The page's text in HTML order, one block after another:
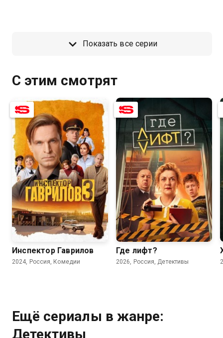
Показать все серии
С этим смотрят
8.2 7.5
Инспектор Гаврилов
2024, Россия, Комедии
6.8 4.7
Где лифт?
2026, Россия, Детективы
Ещё сериалы в жанре:
Детективы